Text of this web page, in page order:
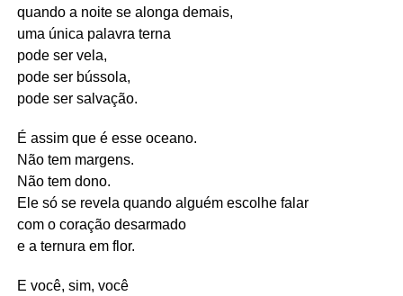
quando a noite se alonga demais,
uma única palavra terna
pode ser vela,
pode ser bússola,
pode ser salvação.
É assim que é esse oceano.
Não tem margens.
Não tem dono.
Ele só se revela quando alguém escolhe falar
com o coração desarmado
e a ternura em flor.
E você, sim, você